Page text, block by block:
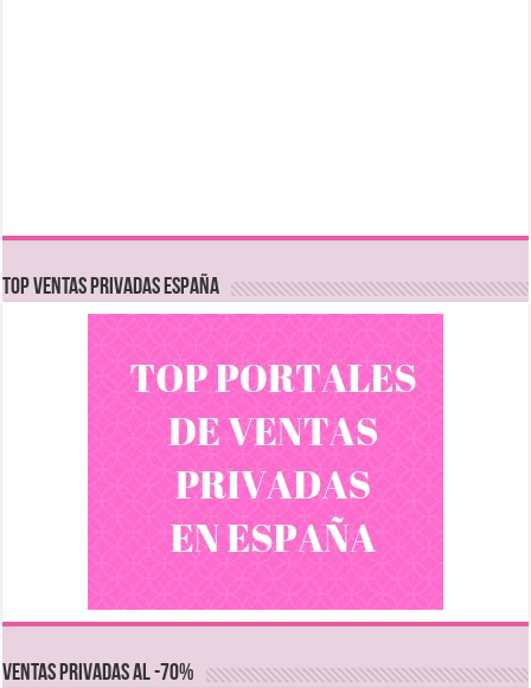
TOP VENTAS PRIVADAS ESPAÑA
VENTAS PRIVADAS AL -70%